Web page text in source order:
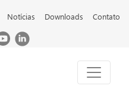
Notícias Downloads Contato